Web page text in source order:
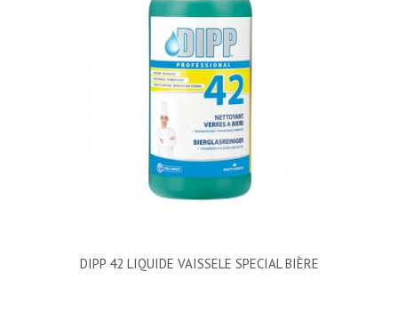
DIPP 42 LIQUIDE VAISSELE SPECIAL BIÈRE